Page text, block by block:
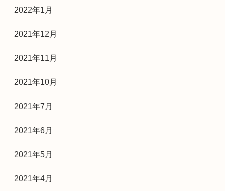
2022年1月
2021年12月
2021年11月
2021年10月
2021年7月
2021年6月
2021年5月
2021年4月